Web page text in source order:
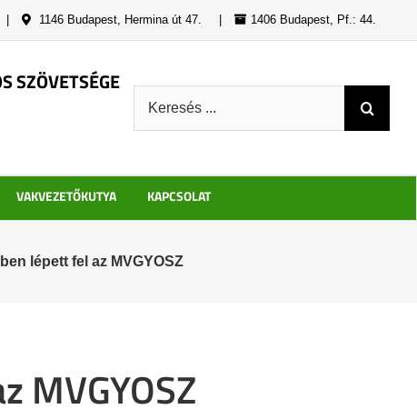
1146 Budapest, Hermina út 47. 1406 Budapest, Pf.: 44.
SZÖVETSÉGE
VAKVEZETŐKUTYA KAPCSOLAT
lépett fel az MVGYOSZ
MVGYOSZ